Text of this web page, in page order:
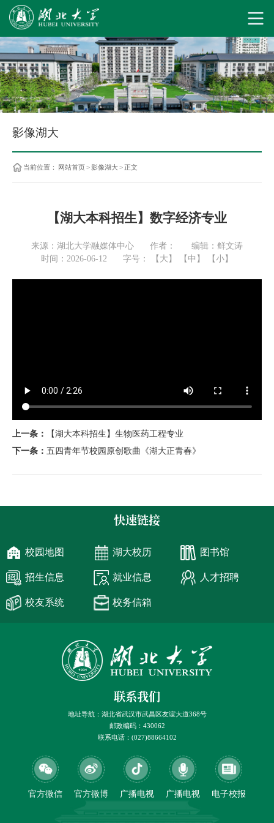
影像湖大
当前位置： 网站首页>影像湖大> 正文
【湖大本科招生】数字经济专业
来源：湖北大学融媒体中心 作者：
编辑：鲜文涛
时间：2026-06-12
字号： 【大】 【中】 【小】
上一条：
【湖大本科招生】生物医药工程专业
下一条： 五四青年节校园原创歌曲《湖大正青春》
快速链接
校园地图 湖大校历 图书馆
招生信息 就业信息 人才招聘
校友系统 校务信箱
联系我们
地址导航：湖北省武汉市武昌区友谊大道368号
邮政编码：430062
联系电话：(027)88664102
官方微信 官方微博 广播电视 广播电视 电子校报